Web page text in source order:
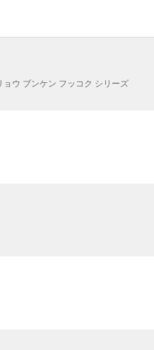
ウ ブンケン フッコク シリーズ